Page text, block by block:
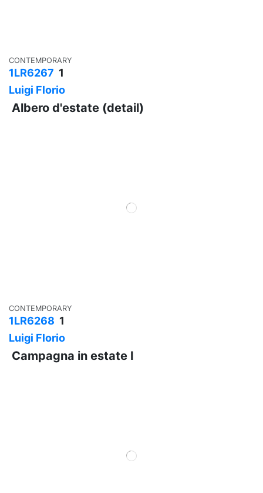
CONTEMPORARY
1LR6267 1
Luigi Florio
Albero d'estate (detail)
CONTEMPORARY
1LR6268 1
Luigi Florio
Campagna in estate I